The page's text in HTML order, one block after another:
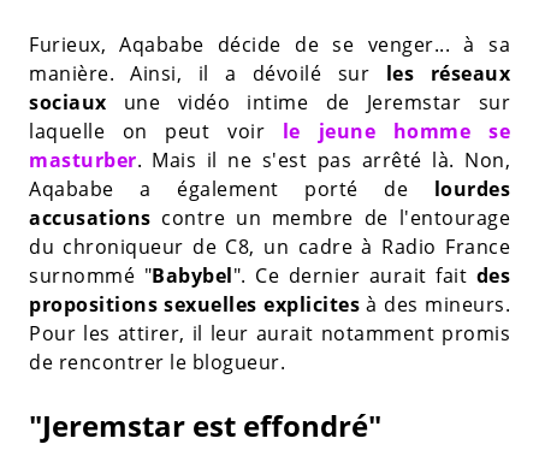
Furieux, Aqababe décide de se venger... à sa
manière. Ainsi, il a dévoilé sur les réseaux
sociaux une vidéo intime de Jeremstar sur
laquelle on peut voir le jeune homme se
masturber. Mais il ne s'est pas arrêté là. Non,
Aqababe a également porté de lourdes
accusations contre un membre de l'entourage
du chroniqueur de C8, un cadre à Radio France
surnommé "Babybel". Ce dernier aurait fait des
propositions sexuelles explicites à des mineurs.
Pour les attirer, il leur aurait notamment promis
de rencontrer le blogueur.
"Jeremstar est effondré"